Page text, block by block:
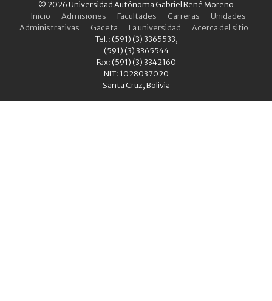
© 2026 Universidad Autónoma Gabriel René Moreno
Inicio
Admisiones Facultades Carreras
Unidades
Administrativas
Gaceta La universidad
Acerca del sitio
Tel.: (591) (3) 3365533,
(591) (3) 3365544
Fax: (591) (3) 3342160
NIT: 1028037020
Santa Cruz, Bolivia